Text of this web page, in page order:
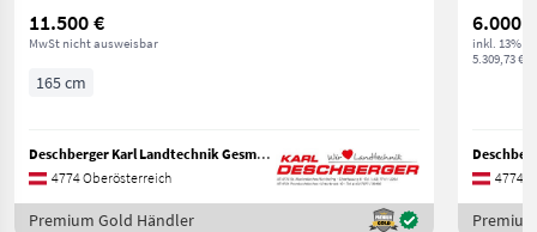
11.500 €
MwSt nicht ausweisbar
165 cm
Deschberger Karl Landtechnik GesmbH & Co KG
4774 Oberösterreich
Premium Gold Händler
6.000 €
inkl. 13%
5.309,73 €
4774